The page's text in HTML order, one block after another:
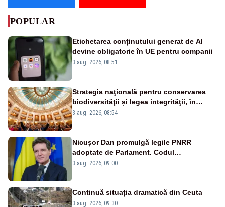
POPULAR
Etichetarea conținutului generat de AI
devine obligatorie în UE pentru companii
3 aug. 2026, 08:51
Strategia naţională pentru conservarea
biodiversităţii și legea integrităţii, în
dezbatere
3 aug. 2026, 08:54
Nicușor Dan promulgă legile PNRR
adoptate de Parlament. Codul
urbanismului, printre actele normative
3 aug. 2026, 09:00
Continuă situația dramatică din Ceuta
3 aug. 2026, 09:30